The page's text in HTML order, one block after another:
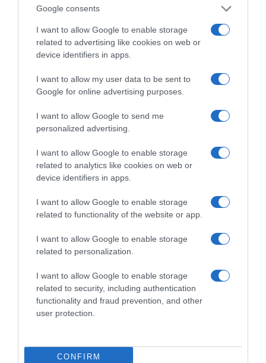
Google consents
I want to allow Google to enable storage
related to advertising like cookies on web or
device identifiers in apps.
I want to allow my user data to be sent to
Google for online advertising purposes.
I want to allow Google to send me
personalized advertising.
I want to allow Google to enable storage
related to analytics like cookies on web or
device identifiers in apps.
I want to allow Google to enable storage
related to functionality of the website or app.
I want to allow Google to enable storage
related to personalization.
I want to allow Google to enable storage
related to security, including authentication
functionality and fraud prevention, and other
user protection.
CONFIRM
ξενύχτι; 5 καντίνες
στην Αθήνα που
σώζουν τις βραδινές
Πώς να ξεφλουδίζεις
foodie πρέπει να ξέρει
Οι «Τυπολογίες» περνούν στην εικόνα, έχοντας
ως πρώτο καλεσμένο στο νέο vidcast τον Παύλο
Μαρινάκη